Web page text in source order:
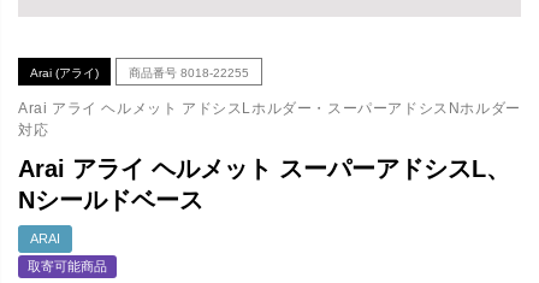
Arai (アライ) 商品番号 8018-22255
Arai アライ ヘルメット アドシスLホルダー・スーパーアドシスNホルダー
対応
Arai アライ ヘルメット スーパーアドシスL、
Nシールドベース
ARAI
取寄可能商品